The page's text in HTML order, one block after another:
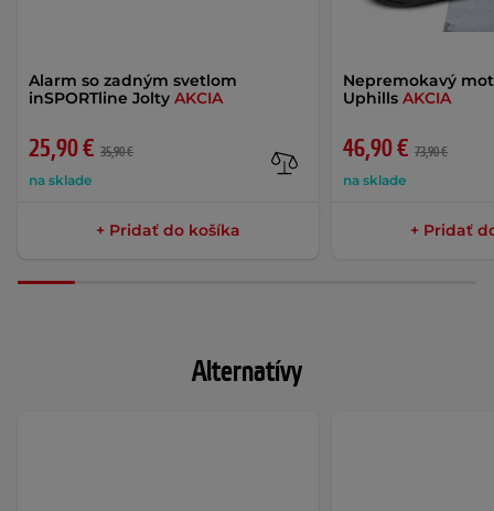
Alarm so zadným svetlom
inSPORTline Jolty AKCIA
25,90 € 35,90 €
na sklade
+ Pridať do košíka
Nepremokavý
UphillsAKCIA
46,90 € 73,90 €
na sklade
+ Pridať
Alternatívy